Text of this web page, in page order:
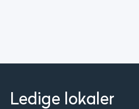
Ledige lokaler